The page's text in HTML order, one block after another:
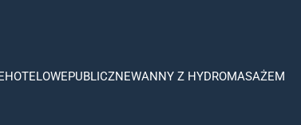
HOTELOWEPUBLICZNEWANNY Z HYDROMASAŻEM